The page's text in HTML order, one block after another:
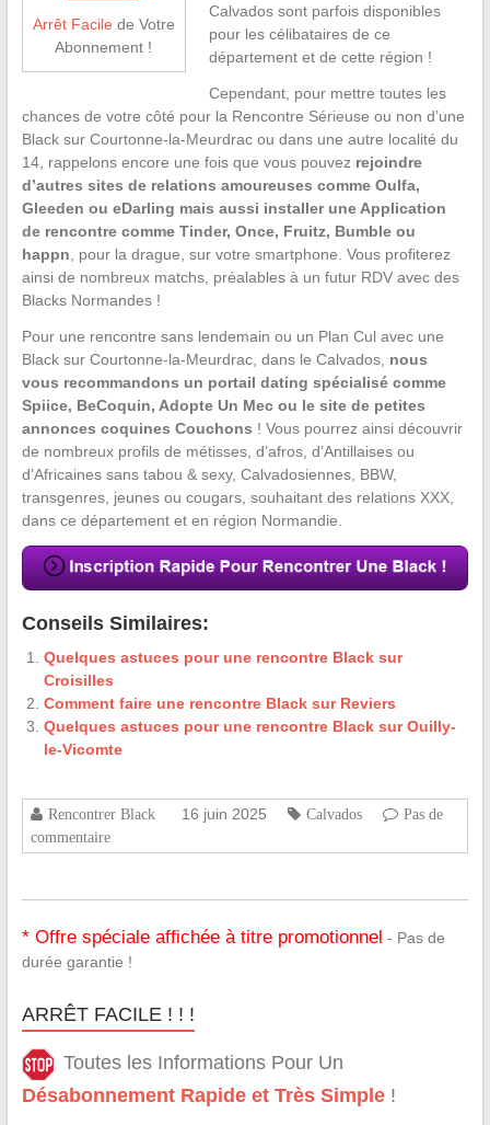
Arrêt Facile de Votre
Abonnement !
Calvados sont parfois disponibles
pour les célibataires de ce
département et de cette région !
Cependant, pour mettre toutes les
chances de votre côté pour la Rencontre Sérieuse ou non d’une
Black sur Courtonne-la-Meurdrac ou dans une autre localité du
14, rappelons encore une fois que vous pouvez rejoindre
d’autres sites de relations amoureuses comme Oulfa,
Gleeden ou eDarling mais aussi installer une Application
de rencontre comme Tinder, Once, Fruitz, Bumble ou
happn , pour la drague, sur votre smartphone. Vous profiterez
ainsi de nombreux matchs, préalables à un futur RDV avec des
Blacks Normandes !
Pour une rencontre sans lendemain ou un Plan Cul avec une
Black sur Courtonne-la-Meurdrac, dans le Calvados, nous
vous recommandons un portail dating spécialisé comme
Spiice, BeCoquin, Adopte Un Mec ou le site de petites
annonces coquines Couchons ! Vous pourrez ainsi découvrir
de nombreux profils de métisses, d’afros, d’Antillaises ou
d’Africaines sans tabou & sexy, Calvadosiennes, BBW,
transgenres, jeunes ou cougars, souhaitant des relations XXX,
dans ce département et en région Normandie.
Conseils Similaires:
Quelques astuces pour une rencontre Black sur
Croisilles
Comment faire une rencontre Black sur Reviers
Quelques astuces pour une rencontre Black sur Ouilly-
le-Vicomte
Rencontrer Black 16 juin 2025 Calvados
Pas de
commentaire
* Offre spéciale affichée à titre promotionnel - Pas de
durée garantie !
ARRÊT FACILE ! ! !
Toutes les Informations Pour Un
Désabonnement Rapide et Très Simple!